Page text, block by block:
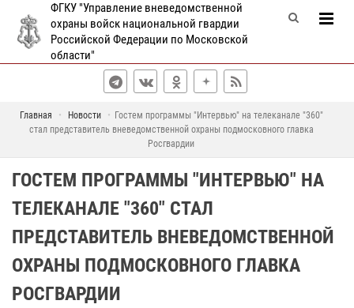
ФГКУ "Управление вневедомственной
охраны войск национальной гвардии
Российской Федерации по Московской
области"
Главная Новости
Гостем программы "Интервью" на телеканале "360"
стал представитель вневедомственной охраны подмосковного главка
Росгвардии
ГОСТЕМ ПРОГРАММЫ "ИНТЕРВЬЮ" НА
ТЕЛЕКАНАЛЕ "360" СТАЛ
ПРЕДСТАВИТЕЛЬ ВНЕВЕДОМСТВЕННОЙ
ОХРАНЫ ПОДМОСКОВНОГО ГЛАВКА
РОСГВАРДИИ